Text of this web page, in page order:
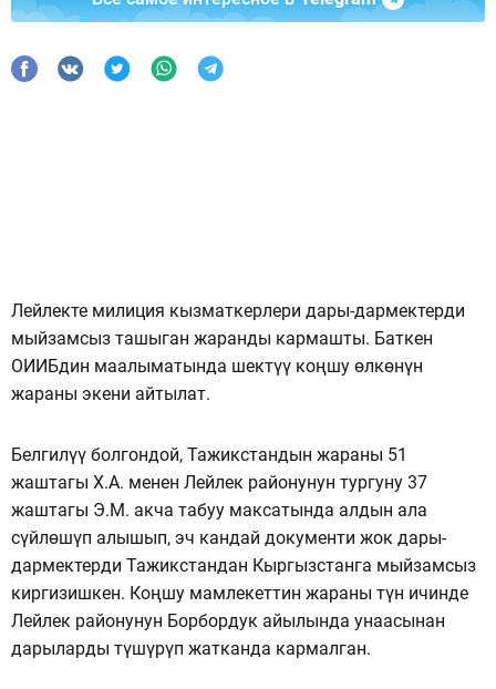
Лейлекте милиция кызматкерлери дары-дармектерди
мыйзамсыз ташыган жаранды кармашты. Баткен
ОИИБдин маалыматында шектүү коңшу өлкөнүн
жараны экени айтылат.
Белгилүү болгондой, Тажикстандын жараны 51
жаштагы Х.А. менен Лейлек районунун тургуну 37
жаштагы Э.М. акча табуу максатында алдын ала
сүйлөшүп алышып, эч кандай документи жок дары-
дармектерди Тажикстандан Кыргызстанга мыйзамсыз
киргизишкен. Коңшу мамлекеттин жараны түн ичинде
Лейлек районунун Борбордук айылында унаасынан
дарыларды түшүрүп жатканда кармалган.